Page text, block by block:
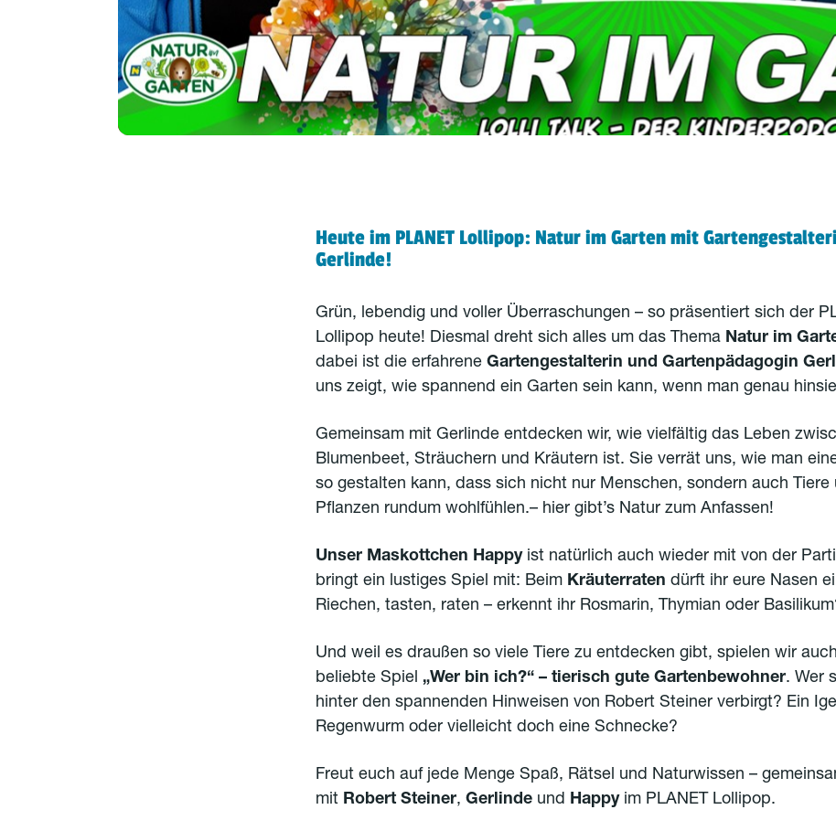
Heute im PLANET Lollipop: Natur im Garten mit
Gerlinde!
Grün, lebendig und voller Überraschungen – so präsentiert sich der
Lollipop heute! Diesmal dreht sich alles um das Thema Natur im
dabei ist die erfahrene Gartengestalterin und Gartenpädagogin
uns zeigt, wie spannend ein Garten sein kann, wenn man genau
Gemeinsam mit Gerlinde entdecken wir, wie vielfältig das Leben
Blumenbeet, Sträuchern und Kräutern ist. Sie verrät uns, wie man
so gestalten kann, dass sich nicht nur Menschen, sondern auch Tiere
Pflanzen rundum wohlfühlen.– hier gibt’s Natur zum Anfassen!
Unser Maskottchen Happyist natürlich auch wieder mit von der
bringt ein lustiges Spiel mit: Beim Kräuterraten dürft ihr eure Nasen
Riechen, tasten, raten – erkennt ihr Rosmarin, Thymian oder
Und weil es draußen so viele Tiere zu entdecken gibt, spielen wir
beliebte Spiel „Wer bin ich?“ – tierisch gute Gartenbewohner. Wer
hinter den spannenden Hinweisen von Robert Steiner verbirgt? Ein
Regenwurm oder vielleicht doch eine Schnecke?
Freut euch auf jede Menge Spaß, Rätsel und Naturwissen –
mit Robert Steiner, Gerlinde und Happyim PLANET Lollipop.